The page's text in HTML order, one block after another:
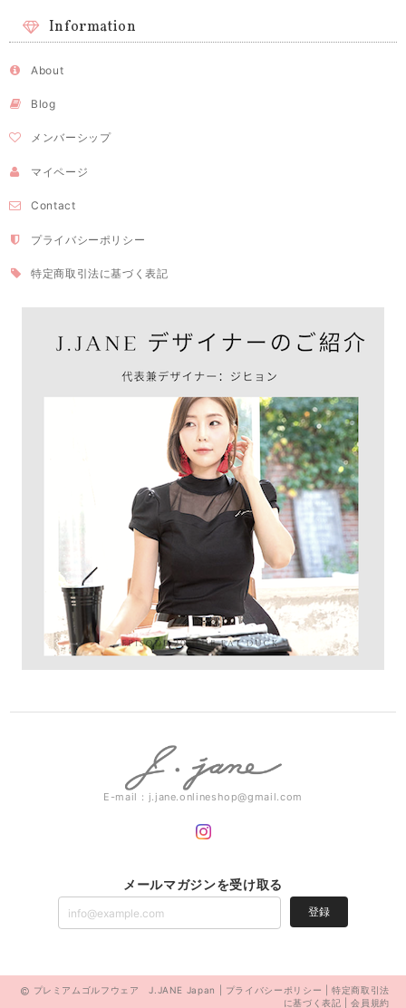
Information
About
Blog
メンバーシップ
マイページ
Contact
プライバシーポリシー
特定商取引法に基づく表記
E-mail： j.jane.onlineshop@gmail.com
メールマガジンを受け取る
登録
プレミアムゴルフウェア J.JANE Japan | プライバシーポリシー |特定商取引法
に基づく表記
|会員規約